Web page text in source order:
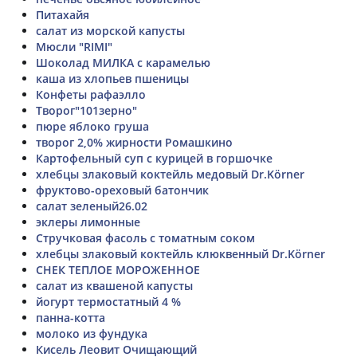
Питахайя
салат из морской капусты
Мюсли "RIMI"
Шоколад МИЛКА с карамелью
каша из хлопьев пшеницы
Конфеты рафаэлло
Творог"101зерно"
пюре яблоко груша
творог 2,0% жирности Ромашкино
Картофельный суп с курицей в горшочке
хлебцы злаковый коктейль медовый Dr.Körner
фруктово-ореховый батончик
салат зеленый26.02
эклеры лимонные
Стручковая фасоль с томатным соком
хлебцы злаковый коктейль клюквенный Dr.Körner
СНЕК ТЕПЛОЕ МОРОЖЕННОЕ
салат из квашеной капусты
йогурт термостатный 4 %
панна-котта
молоко из фундука
Кисель Леовит Очищающий